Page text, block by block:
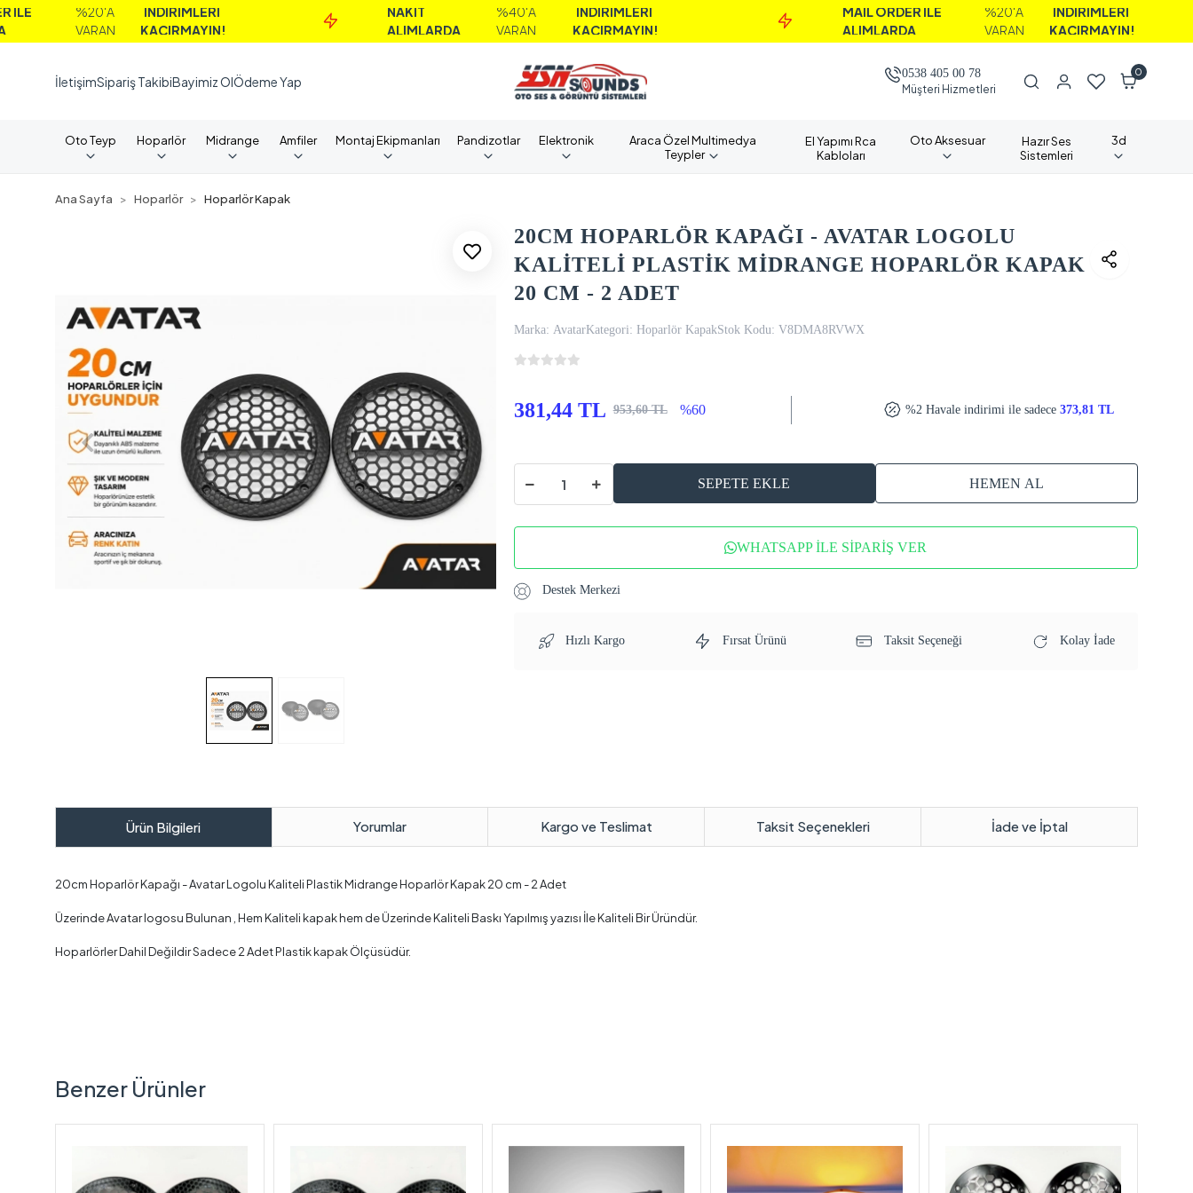
%20'A
İNDİRİMLERİ
KAÇIRMAYIN!
NAKİT
ALIMLARDA
VARAN
İNDİRİMLERİ
KAÇIRMAYIN!
MAİL ORDER İLE
ALIMLARDA
%20'A
İNDİRİMLERİ
KAÇIRMAYIN!
İletişimSipariş TakibiBayimiz OlÖdeme Yap
0538 405 00 78
Müşteri Hizmetleri
0
Oto Teyp Hoparlör Midrange Amfiler Montaj Ekipmanları Pandizotlar Elektronik
Araca Özel Multimedya
Teypler
El Yapımı Rca
Kabloları
Oto Aksesuar
Hazır Ses
Sistemleri
3d
Ana Sayfa Hoparlör Hoparlör Kapak
20CM HOPARLÖR KAPAĞI - AVATAR LOGOLU
KALİTELİ PLASTİK MİDRANGE HOPARLÖR KAPAK
20 CM - 2 ADET
Marka: AvatarKategori: Hoparlör KapakStok Kodu: V8DMA8RVWX
381,44 TL 953,60 TL %60 %2 Havale indirimi ile sadece373,81 TL
SEPETE EKLE HEMEN AL
WHATSAPP İLE SİPARİŞ VER
Destek Merkezi
Hızlı Kargo Fırsat Ürünü Taksit Seçeneği Kolay İade
Ürün Bilgileri Yorumlar Kargo ve Teslimat Taksit Seçenekleri İade ve İptal
20cm Hoparlör Kapağı - Avatar Logolu Kaliteli Plastik Midrange Hoparlör Kapak 20 cm - 2 Adet
Üzerinde Avatar logosu Bulunan , Hem Kaliteli kapak hem de Üzerinde Kaliteli Baskı Yapılmış yazısı İle Kaliteli Bir Üründür.
Hoparlörler Dahil Değildir Sadece 2 Adet Plastik kapak Ölçüsüdür.
Benzer Ürünler